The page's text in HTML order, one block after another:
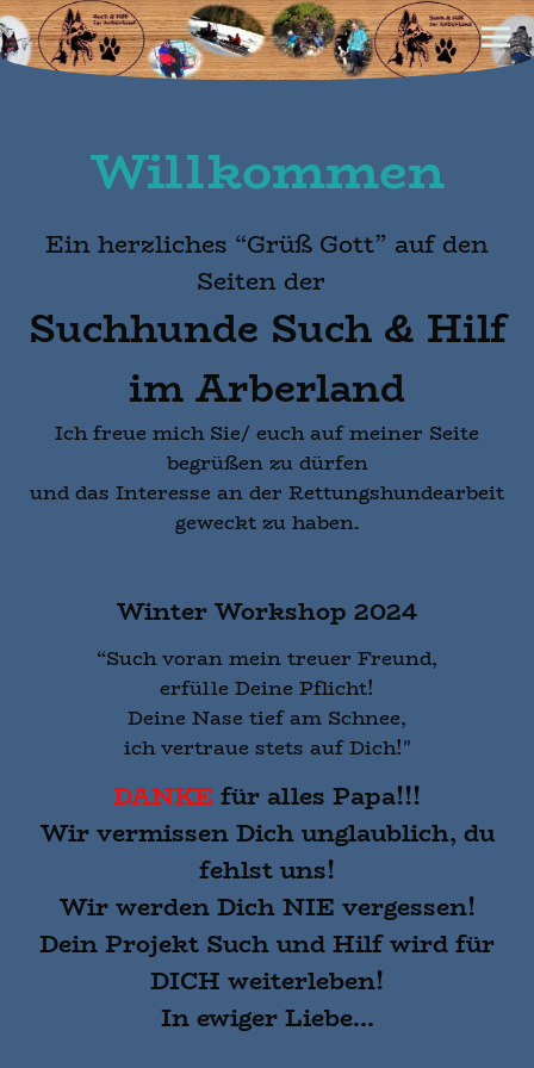
Willkommen
Ein herzliches “Grüß Gott” auf den
Seiten der
Suchhunde Such & Hilf
im Arberland
Ich freue mich Sie/ euch auf meiner Seite
begrüßen zu dürfen
und das Interesse an der Rettungshundearbeit
geweckt zu haben.
Winter Workshop 2024
“Such voran mein treuer Freund,
erfülle Deine Pflicht!
Deine Nase tief am Schnee,
ich vertraue stets auf Dich!"
DANKE für alles Papa!!!
Wir vermissen Dich unglaublich, du
fehlst uns!
Wir werden Dich NIE vergessen!
Dein Projekt Such und Hilf wird für
DICH weiterleben!
In ewiger Liebe...